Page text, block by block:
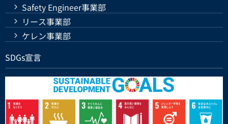
Safety Engineer事業部
リース事業部
ケレン事業部
SDGs宣言